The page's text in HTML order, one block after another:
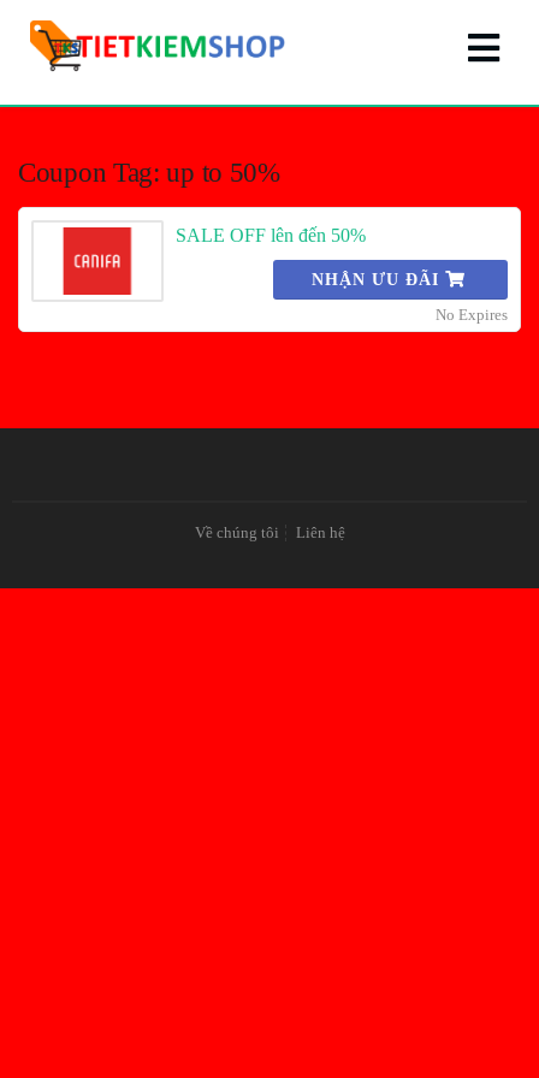
Coupon Tag:up to 50%
SALE OFF lên đến 50%
NHẬN ƯU ĐÃI
No Expires
Về chúng tôi Liên hệ